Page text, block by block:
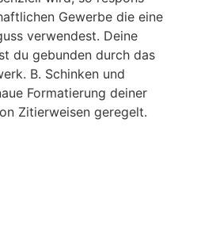
Gewerbe die eine
verwendest. Deine
du gebunden durch das
B. Schinken und
Formatierung deiner
Zitierweisen geregelt.